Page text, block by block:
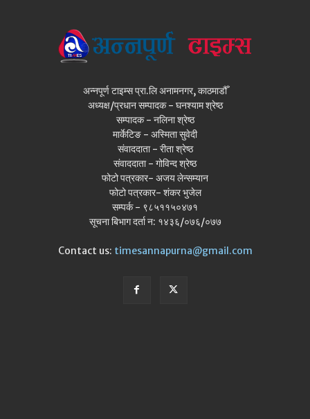
अन्नपूर्ण टाइम्स प्रा.लि अनामनगर, काठमाडौँ
अध्यक्ष/प्रधान सम्पादक - घनश्याम श्रेष्ठ
सम्पादक - नलिना श्रेष्ठ
मार्केटिङ - अस्मिता सुवेदी
संवाददाता - रीता श्रेष्ठ
संवाददाता - गोविन्द श्रेष्ठ
फोटो पत्रकार- अजय लेन्सम्यान
फोटो पत्रकार- शंकर भुजेल
सम्पर्क - ९८५११५०४७१
सूचना बिभाग दर्ता न: १४३६/०७६/०७७
Contact us: timesannapurna@gmail.com